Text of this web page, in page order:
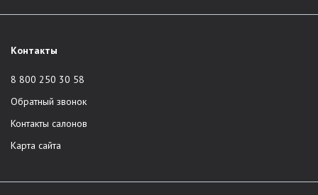
Контакты
8 800 250 30 58
Обратный звонок
Контакты салонов
Карта сайта